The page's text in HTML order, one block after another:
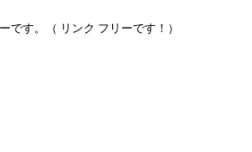
です。（ リンク フリーです！）